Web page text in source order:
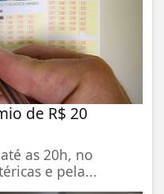
de R$ 20
as 20h, no
e pela...